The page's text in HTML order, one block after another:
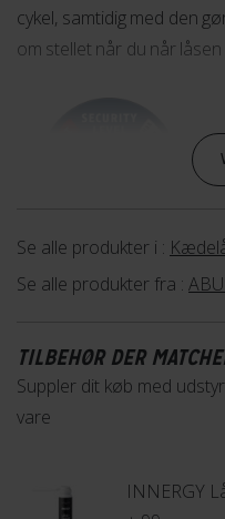
cykel, samtidig med den
om stellet når du når låsen
Denne lås har et
giver dig ekstra
voksencykler og kan
låsemulighed i
med en stærkere lås.
Se alle produkter i :
Se alle produkter fra :
TILBEHØR DER
Suppler dit køb med
vare
INNERGY